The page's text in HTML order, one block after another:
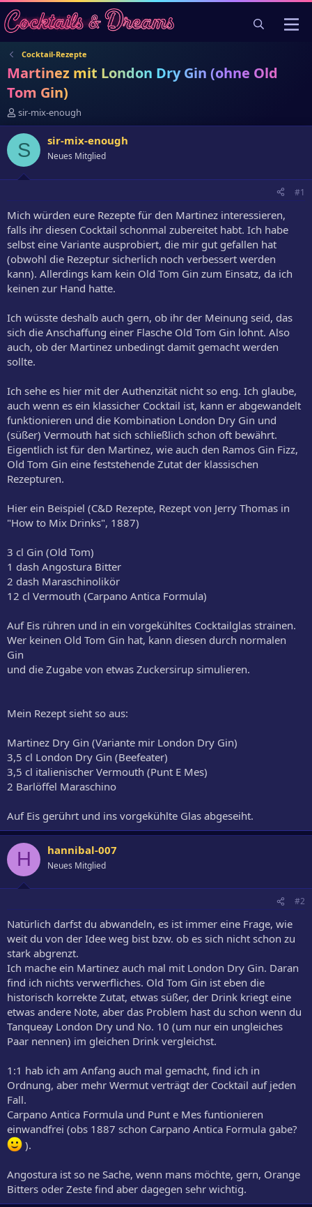
Cocktail-Rezepte
Martinez mit London Dry Gin (ohne Old
Tom Gin)
E
r
s
t
r
sir-mix-enough
S sir-mix-enough
Neues Mitglied
#1
Mich würden eure Rezepte für den Martinez interessieren,
falls ihr diesen Cocktail schonmal zubereitet habt. Ich habe
selbst eine Variante ausprobiert, die mir gut gefallen hat
(obwohl die Rezeptur sicherlich noch verbessert werden
kann). Allerdings kam kein Old Tom Gin zum Einsatz, da ich
keinen zur Hand hatte.
Ich wüsste deshalb auch gern, ob ihr der Meinung seid, das
sich die Anschaffung einer Flasche Old Tom Gin lohnt. Also
auch, ob der Martinez unbedingt damit gemacht werden
sollte.
Ich sehe es hier mit der Authenzität nicht so eng. Ich glaube,
auch wenn es ein klassicher Cocktail ist, kann er abgewandelt
funktionieren und die Kombination London Dry Gin und
(süßer) Vermouth hat sich schließlich schon oft bewährt.
Eigentlich ist für den Martinez, wie auch den Ramos Gin Fizz,
Old Tom Gin eine feststehende Zutat der klassischen
Rezepturen.
Hier ein Beispiel (C&D Rezepte, Rezept von Jerry Thomas in
"How to Mix Drinks", 1887)
3 cl Gin (Old Tom)
1 dash Angostura Bitter
2 dash Maraschinolikör
12 cl Vermouth (Carpano Antica Formula)
Auf Eis rühren und in ein vorgekühltes Cocktailglas strainen.
Wer keinen Old Tom Gin hat, kann diesen durch normalen
Gin
und die Zugabe von etwas Zuckersirup simulieren.
Mein Rezept sieht so aus:
Martinez Dry Gin (Variante mir London Dry Gin)
3,5 cl London Dry Gin (Beefeater)
3,5 cl italienischer Vermouth (Punt E Mes)
2 Barlöffel Maraschino
Auf Eis gerührt und ins vorgekühlte Glas abgeseiht.
H hannibal-007
Neues Mitglied
#2
Natürlich darfst du abwandeln, es ist immer eine Frage, wie
weit du von der Idee weg bist bzw. ob es sich nicht schon zu
stark abgrenzt.
Ich mache ein Martinez auch mal mit London Dry Gin. Daran
find ich nichts verwerfliches. Old Tom Gin ist eben die
historisch korrekte Zutat, etwas süßer, der Drink kriegt eine
etwas andere Note, aber das Problem hast du schon wenn du
Tanqueay London Dry und No. 10 (um nur ein ungleiches
Paar nennen) im gleichen Drink vergleichst.
1:1 hab ich am Anfang auch mal gemacht, find ich in
Ordnung, aber mehr Wermut verträgt der Cocktail auf jeden
Fall.
Carpano Antica Formula und Punt e Mes funtionieren
einwandfrei (obs 1887 schon Carpano Antica Formula gabe?
).
Angostura ist so ne Sache, wenn mans möchte, gern, Orange
Bitters oder Zeste find aber dagegen sehr wichtig.